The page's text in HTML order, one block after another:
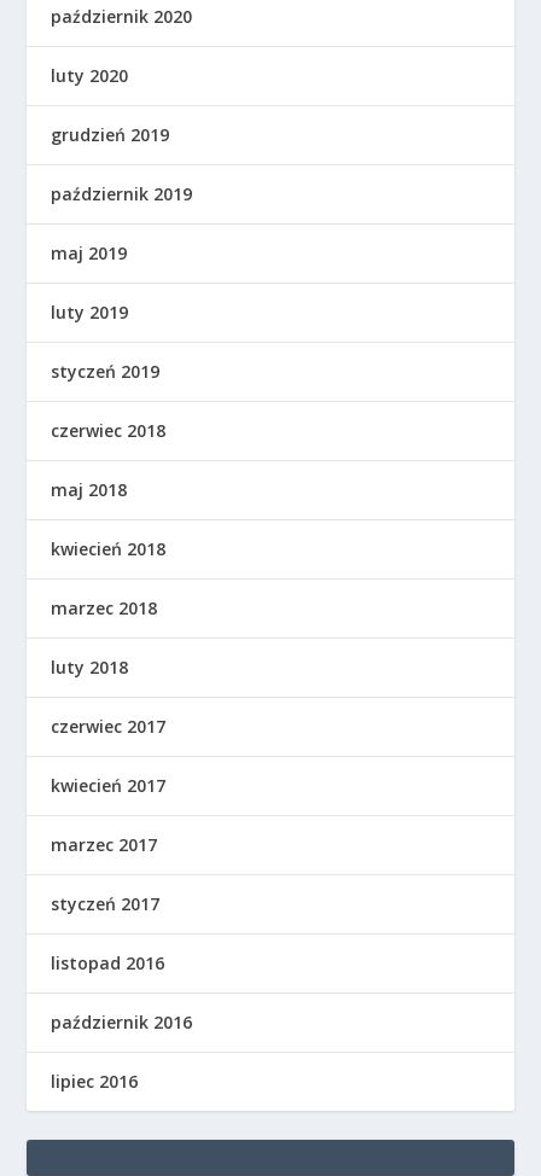
październik 2020
luty 2020
grudzień 2019
październik 2019
maj 2019
luty 2019
styczeń 2019
czerwiec 2018
maj 2018
kwiecień 2018
marzec 2018
luty 2018
czerwiec 2017
kwiecień 2017
marzec 2017
styczeń 2017
listopad 2016
październik 2016
lipiec 2016